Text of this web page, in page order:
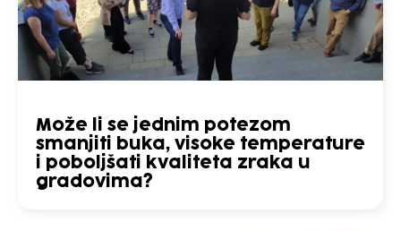
Može li se jednim potezom
smanjiti buka, visoke temperature
i poboljšati kvaliteta zraka u
gradovima?